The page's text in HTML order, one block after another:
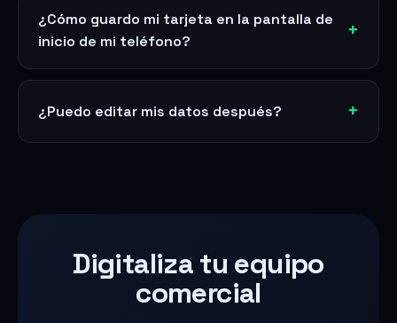
¿Cómo guardo mi tarjeta en la pantalla de
inicio de mi teléfono?
¿Puedo editar mis datos después?
Digitaliza tu equipo
comercial